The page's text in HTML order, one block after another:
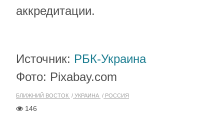
аккредитации.
Источник: РБК-Украина
Фото: Pixabay.com
БЛИЖНИЙ ВОСТОК УКРАИНА РОССИЯ
146